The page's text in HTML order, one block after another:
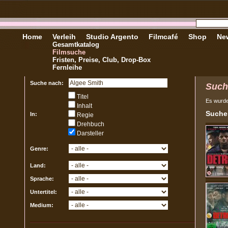
Home Verleih
Gesamtkatalog
Filmsuche
Fristen, Preise, Club, Drop-Box
Fernleihe
Studio Argento Filmcafé Shop
Suche nach:
In:
Titel
Inhalt
Regie
Drehbuch
Darsteller
Genre:
Land:
Sprache:
Untertitel:
Medium:
Es